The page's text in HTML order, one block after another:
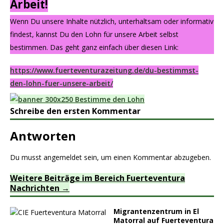
Arbeit!
Wenn Du unsere Inhalte nützlich, unterhaltsam oder informativ
findest, kannst Du den Lohn für unsere Arbeit selbst
bestimmen. Das geht ganz einfach über diesen Link:
https://www.fuerteventurazeitung.de/du-bestimmst-
den-lohn-fuer-unsere-arbeit/
Schreibe den ersten Kommentar
Antworten
Du musst angemeldet sein, um einen Kommentar abzugeben.
Weitere Beiträge im Bereich Fuerteventura
Nachrichten
Migrantenzentrum in El
Matorral auf Fuerteventura